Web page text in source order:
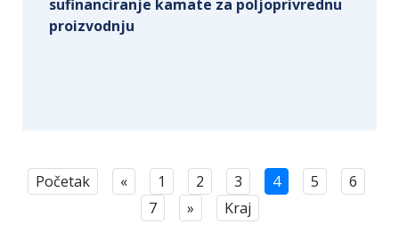
sufinanciranje kamate za poljoprivrednu
proizvodnju
Početak « 1 2 3 4 5
6
7
»
Kraj